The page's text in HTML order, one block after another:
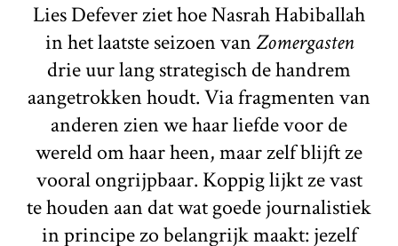
Lies Defever ziet hoe Nasrah Habiballah
in het laatste seizoen vanZomergasten
drie uur lang strategisch de handrem
aangetrokken houdt. Via fragmenten van
anderen zien we haar liefde voor de
wereld om haar heen, maar zelf blijft ze
vooral ongrijpbaar. Koppig lijkt ze vast
te houden aan dat wat goede journalistiek
in principe zo belangrijk maakt: jezelf